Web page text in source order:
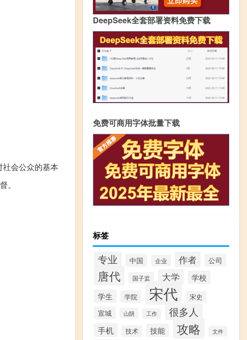
会公众的基本
。
DeepSeek全套部署资料免费下载
免费可商用字体批量下载
标签
专业 中国 企业 作者 公司
唐代 国子监 大学
学校
学生
学院 宋代 宋史
宣城 山阴 工作 很多人
手机 技术 技能 攻略 文件